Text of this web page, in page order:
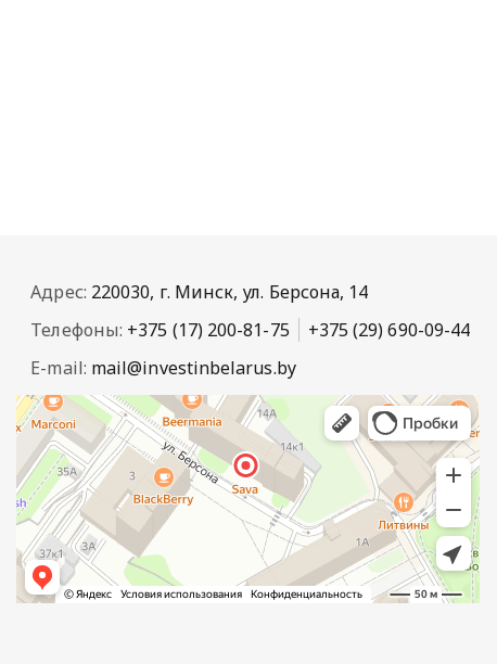
Адрес: 220030, г. Минск, ул. Берсона, 14
Телефоны: +375 (17) 200-81-75
+375 (29) 690-09-44
E-mail: mail@investinbelarus.by